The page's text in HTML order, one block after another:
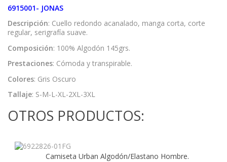
6915001- JONAS
Descripción: Cuello redondo acanalado, manga corta, corte
regular, serigrafía suave.
Composición: 100% Algodón 145grs.
Prestaciones: Cómoda y transpirable.
Colores: Gris Oscuro
Tallaje: S-M-L-XL-2XL-3XL
OTROS PRODUCTOS:
Camiseta Urban Algodón/Elastano Hombre.